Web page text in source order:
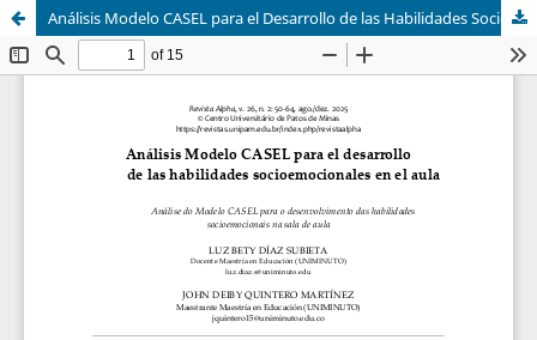
Análisis Modelo CASEL para el Desarrollo de las Habilidades Socioemocionales en el Aula